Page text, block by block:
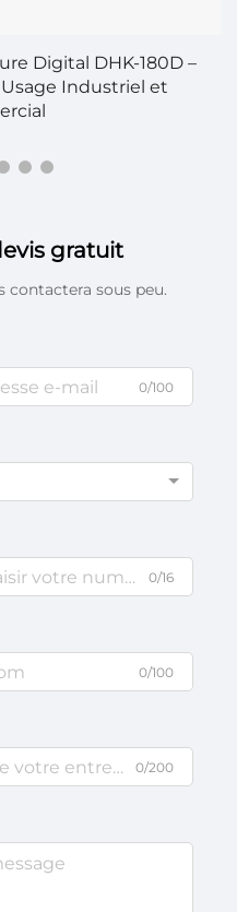
Digital DHK-180D –
Industriel et
gratuit
contactera sous peu.
0/100
0/16
0/100
0/200